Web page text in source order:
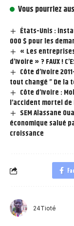
Vous pourriez
États-Unis :
000 $ pour les
« Les
d’Ivoire » ? FAUX !
Côte d’Ivoire
tout changé ” De la
Côte d’Ivoire :
l’accident mortel de
SEM Alassane
économique salué
croissance
24Tioté